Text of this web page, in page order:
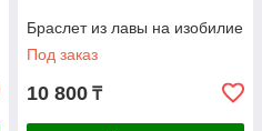
Браслет из лавы на изобилие
Под заказ
10 800 ₸